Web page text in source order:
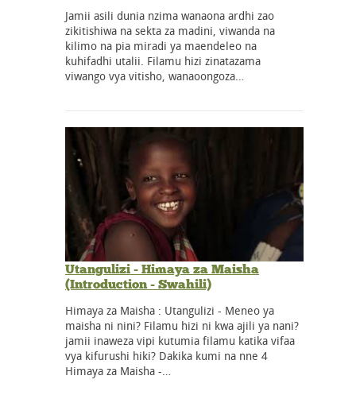
Jamii asili dunia nzima wanaona ardhi zao
zikitishiwa na sekta za madini, viwanda na
kilimo na pia miradi ya maendeleo na
kuhifadhi utalii. Filamu hizi zinatazama
viwango vya vitisho, wanaoongoza…
Utangulizi - Himaya za Maisha
(Introduction - Swahili)
Himaya za Maisha : Utangulizi - Meneo ya
maisha ni nini? Filamu hizi ni kwa ajili ya nani?
jamii inaweza vipi kutumia filamu katika vifaa
vya kifurushi hiki? Dakika kumi na nne 4
Himaya za Maisha -…